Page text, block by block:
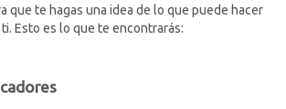
que te hagas una idea de lo que puede hacer
Esto es lo que te encontrarás: